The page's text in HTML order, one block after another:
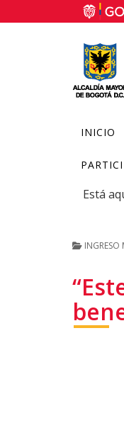
INICIO
Está